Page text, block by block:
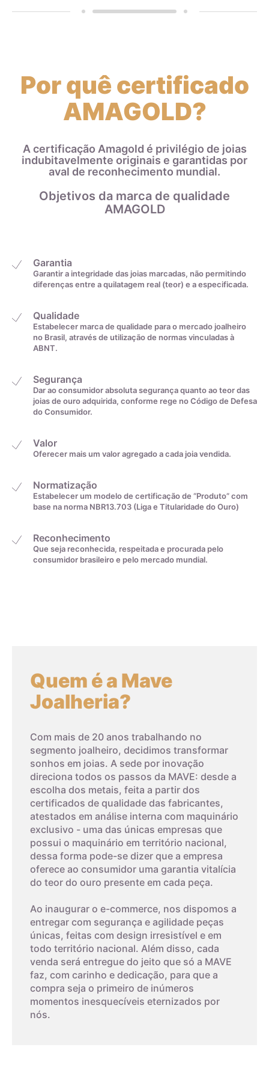
Por quê certificado
AMAGOLD?
A certificação Amagold é privilégio de joias
indubitavelmente originais e garantidas por
aval de reconhecimento mundial.
Objetivos da marca de qualidade
AMAGOLD
Garantia
Garantir a integridade das joias marcadas, não permitindo
diferenças entre a quilatagem real (teor) e a especificada.
Qualidade
Estabelecer marca de qualidade para o mercado joalheiro
no Brasil, através de utilização de normas vinculadas à
ABNT.
Segurança
Dar ao consumidor absoluta segurança quanto ao teor das
joias de ouro adquirida, conforme rege no Código de Defesa
do Consumidor.
Valor
Oferecer mais um valor agregado a cada joia vendida.
Normatização
Estabelecer um modelo de certificação de “Produto” com
base na norma NBR13.703 (Liga e Titularidade do Ouro)
Reconhecimento
Que seja reconhecida, respeitada e procurada pelo
consumidor brasileiro e pelo mercado mundial.
Quem é a Mave
Joalheria?
Com mais de 20 anos trabalhando no
segmento joalheiro, decidimos transformar
sonhos em joias. A sede por inovação
direciona todos os passos da MAVE: desde a
escolha dos metais, feita a partir dos
certificados de qualidade das fabricantes,
atestados em análise interna com maquinário
exclusivo - uma das únicas empresas que
possui o maquinário em território nacional,
dessa forma pode-se dizer que a empresa
oferece ao consumidor uma garantia vitalícia
do teor do ouro presente em cada peça.
Ao inaugurar o e-commerce, nos dispomos a
entregar com segurança e agilidade peças
únicas, feitas com design irresistível e em
todo território nacional. Além disso, cada
venda será entregue do jeito que só a MAVE
faz, com carinho e dedicação, para que a
compra seja o primeiro de inúmeros
momentos inesquecíveis eternizados por
nós.